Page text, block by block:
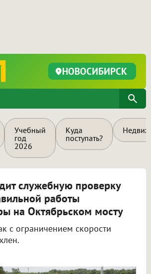
НОВОСИБИРСК
Учебный
год
2026
Куда
поступать?
служебную проверку
работы
на Октябрьском мосту
с ограничением скорости